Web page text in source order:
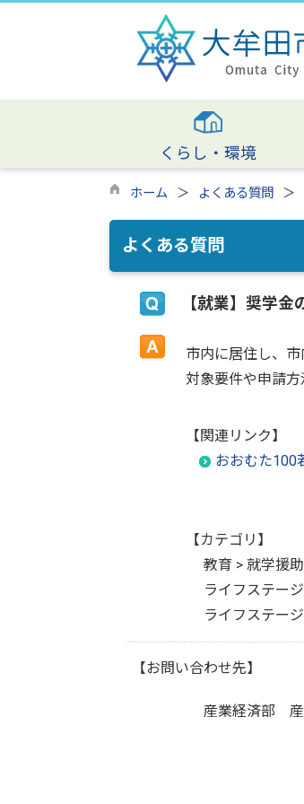
くらし・環境
ホーム よくある質問
よくある質問
【就業】奨学金
市内に居住し、
対象要件や申請方
【関連リンク】
おおむた100
【カテゴリ】
教育 > 就学援
ライフステー
ライフステー
【お問い合わせ先】
産業経済部 産